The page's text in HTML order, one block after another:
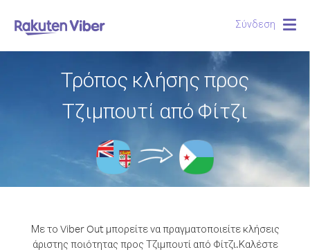
Σύνδεση
Τρόπος κλήσης προς
Τζιμπουτί από Φίτζι
Με το Viber Out μπορείτε να πραγματοποιείτε κλήσεις
άριστης ποιότητας προς Τζιμπουτί από Φίτζι.Καλέστε